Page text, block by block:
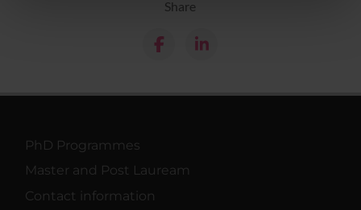
nostri partner che si occupano di analisi dei dati web,
con altre informazioni che hai fornito loro o che hanno
Share
PhD Programmes
Master and Post Lauream
Contact information